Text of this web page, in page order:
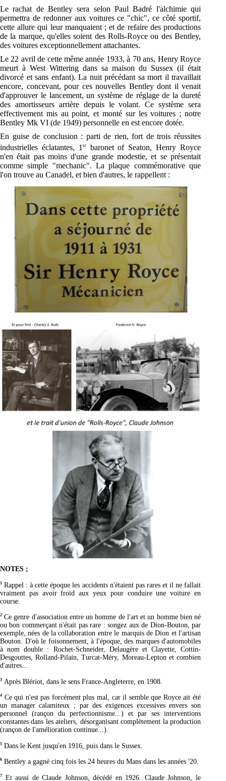
Le rachat de Bentley sera selon Paul Badré l'alchimie qui
permettra de redonner aux voitures ce "chic", ce côté sportif,
cette allure qui leur manquaient ; et de refaire des productions
de la marque, qu'elles soient des Rolls-Royce ou des Bentley,
des voitures exceptionnellement attachantes.
Le 22 avril de cette même année 1933, à 70 ans, Henry Royce
meurt à West Wittering dans sa maison du Sussex (il était
divorcé et sans enfant). La nuit précédant sa mort il travaillait
encore, concevant, pour ces nouvelles Bentley dont il venait
d'approuver le lancement, un système de réglage de la dureté
des amortisseurs arrière depuis le volant. Ce système sera
effectivement mis au point, et monté sur les voitures ; notre
Bentley Mk VI (de 1949) personnelle en est encore dotée.
En guise de conclusion : parti de rien, fort de trois réussites
industrielles éclatantes, 1 st
baronet of Seaton, Henry Royce
n'en était pas moins d'une grande modestie, et se présentait
comme simple "mechanic". La plaque commémorative que
l'on trouve au Canadel, et bien d'autres, le rappellent :
NOTES ;
1 Rappel : à cette époque les accidents n'étaient pas rares et il ne fallait
vraiment pas avoir froid aux yeux pour conduire une voiture en
course.
2 Ce genre d'association entre un homme de l'art et un homme bien né
ou bon commerçant n'était pas rare : songez aux de Dion-Bouton, par
exemple, nées de la collaboration entre le marquis de Dion et l'artisan
Bouton. D'où le foisonnement, à l'époque, des marques d'automobiles
à nom double : Rochet-Schneider, Delaugère et Clayette, Cottin-
Desgouttes, Rolland-Pilain, Turcat-Méry, Moreau-Lepton et combien
d'autres...
3 Après Blériot, dans le sens France-Angleterre, en 1908.
4 Ce qui n'est pas forcément plus mal, car il semble que Royce ait été
un manager calamiteux ; par des exigences excessives envers son
personnel (rançon du perfectionnisme...) et par ses interventions
constantes dans les ateliers, désorganisant complètement la production
(rançon de l'amélioration continue...).
5 Dans le Kent jusqu'en 1916, puis dans le Sussex.
6 Bentley a gagné cinq fois les 24 heures du Mans dans les années '20.
7 Et aussi de Claude Johnson, décédé en 1926. Claude Johnson, le